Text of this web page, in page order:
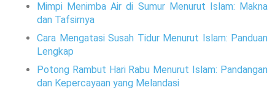
Mimpi Menimba Air di Sumur Menurut Islam: Makna
dan Tafsirnya
Cara Mengatasi Susah Tidur Menurut Islam: Panduan
Lengkap
Potong Rambut Hari Rabu Menurut Islam: Pandangan
dan Kepercayaan yang Melandasi